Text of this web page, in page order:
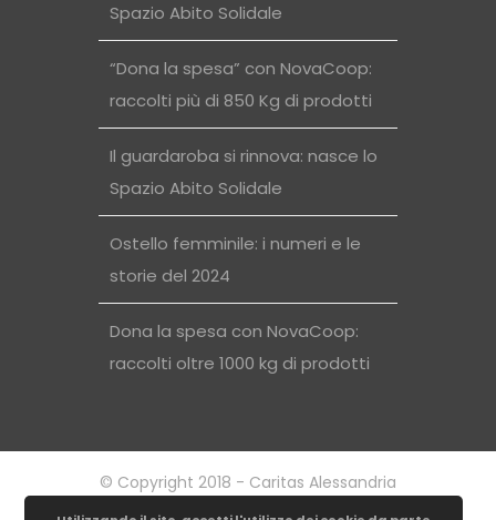
Spazio Abito Solidale
“Dona la spesa” con NovaCoop:
raccolti più di 850 Kg di prodotti
Il guardaroba si rinnova: nasce lo
Spazio Abito Solidale
Ostello femminile: i numeri e le
storie del 2024
Dona la spesa con NovaCoop:
raccolti oltre 1000 kg di prodotti
© Copyright 2018 - Caritas Alessandria